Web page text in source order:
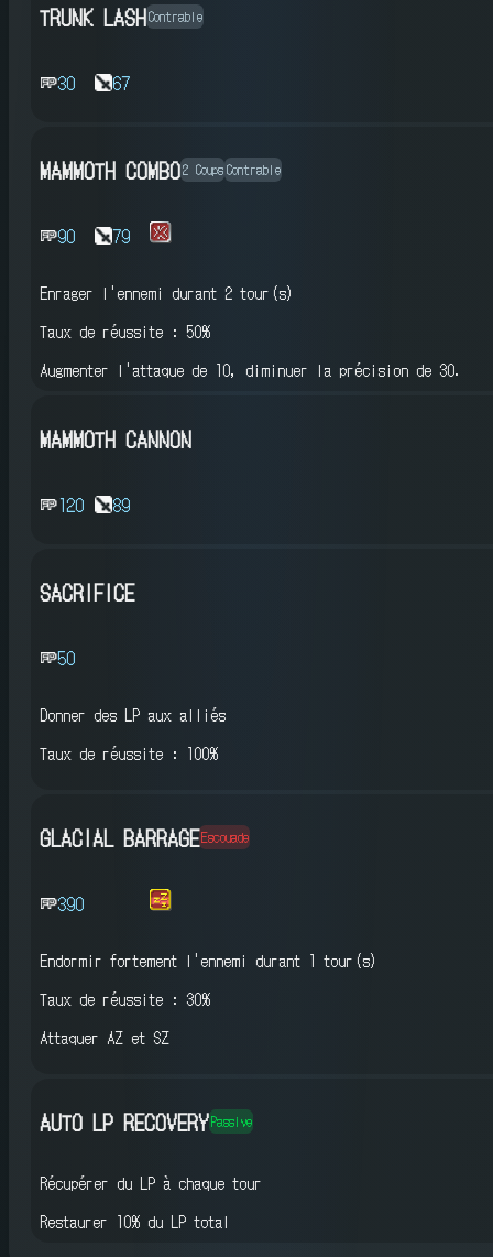
TRUNK LASHContrable
30 67
MAMMOTH COMBO2 Coups Contrable
90 79
Enrager l'ennemi durant 2 tour(s)
Taux de réussite : 50%
Augmenter l'attaque de 10, diminuer la précision de 30.
MAMMOTH CANNON
120 89
SACRIFICE
50
Donner des LP aux alliés
Taux de réussite : 100%
GLACIAL BARRAGEEscouade
390
Endormir fortement l'ennemi durant 1 tour(s)
Taux de réussite : 30%
Attaquer AZ et SZ
AUTO LP RECOVERYPassive
Récupérer du LP à chaque tour
Restaurer 10% du LP total